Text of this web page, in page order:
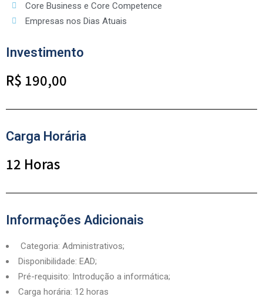
Core Business e Core Competence
Empresas nos Dias Atuais
Investimento
R$ 190,00
Carga Horária
12 Horas
Informações Adicionais
Categoria: Administrativos;
Disponibilidade: EAD;
Pré-requisito: Introdução a informática;
Carga horária: 12 horas